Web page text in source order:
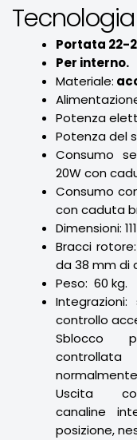
Tecnologia
Portata 22-
Per interno.
Materiale:
Potenza
Potenza del
Consumo
20W con
Consumo
con caduta
Dimensioni:
Bracci
da 38 mm di
Peso: 60 kg.
controllo
Sblocco
Uscita
canaline
posizione,